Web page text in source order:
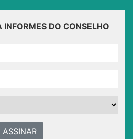
INFORMES DO CONSELHO
ASSINAR